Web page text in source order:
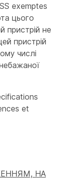
exemptes
цього
пристрій не
пристрій
числі
et
НА